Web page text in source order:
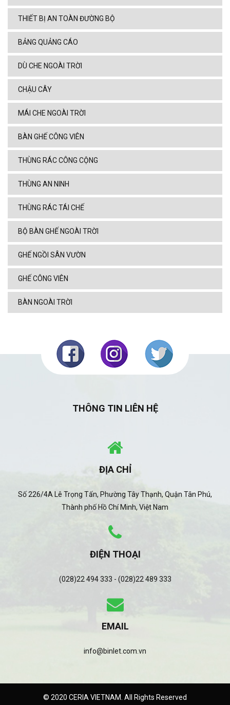
THIẾT BỊ AN TOÀN ĐƯỜNG BỘ
BẢNG QUẢNG CÁO
DÙ CHE NGOÀI TRỜI
CHẬU CÂY
MÁI CHE NGOÀI TRỜI
BÀN GHẾ CÔNG VIÊN
THÙNG RÁC CÔNG CỘNG
THÙNG AN NINH
THÙNG RÁC TÁI CHẾ
BỘ BÀN GHẾ NGOÀI TRỜI
GHẾ NGỒI SÂN VƯỜN
GHẾ CÔNG VIÊN
BÀN NGOÀI TRỜI
THÔNG TIN LIÊN HỆ
ĐỊA CHỈ
Số 226/4A Lê Trọng Tấn, Phường Tây Thạnh, Quận Tân Phú,
Thành phố Hồ Chí Minh, Việt Nam
ĐIỆN THOẠI
(028)22 494 333 - (028)22 489 333
EMAIL
info@binlet.com.vn
© 2020 CERIA VIETNAM. All Rights Reserved